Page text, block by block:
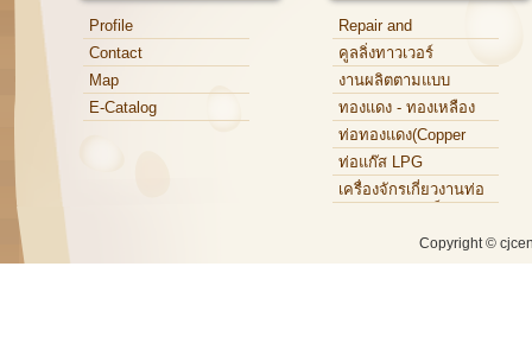
Profile
Contact
Map
E-Catalog
Repair and
Maintenance
คูลลิ่งทาวเวอร์
งานผลิตตามแบบ
ทองแดง - ทองเหลือง
ท่อทองแดง(Copper
Tube)
ท่อแก๊ส LPG
เครื่องจักรเกี่ยวงานท่อ
Copyright ©